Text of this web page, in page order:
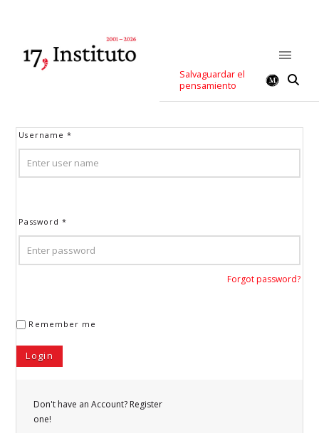
Salvaguardar el
pensamiento
Username*
Password*
Forgot password?
Remember me
Don't have an Account? Register
one!